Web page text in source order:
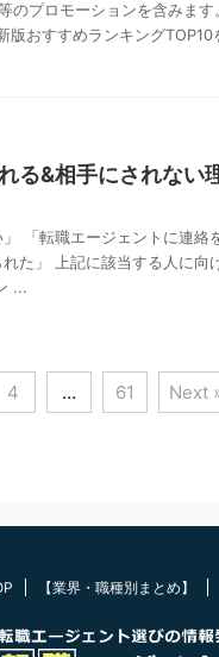
のプロモーションを含みます
おすすめランキングTOP10
る&相手にされない
「転職エージェントに連絡
た」 上記に該当する人に向
...
4 … 61 Next
【業界・職種別まとめ】